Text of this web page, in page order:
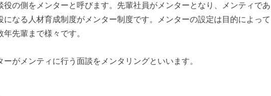
役の側をメンターと呼びます。先輩社員がメンターとなり、メンティであ
になる人材育成制度がメンター制度です。メンターの設定は目的によって
先輩まで様々です。
がメンティに行う面談をメンタリングといいます。